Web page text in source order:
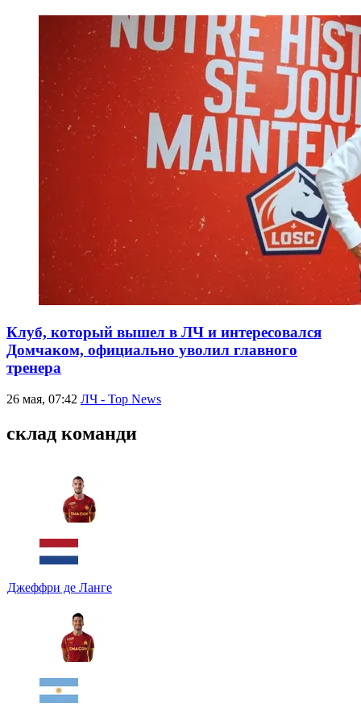
Клуб, который вышел в ЛЧ и интересовался
Домчаком, официально уволил главного
тренера
26 мая, 07:42 ЛЧ - Top News
склад команди
Джеффри де Ланге